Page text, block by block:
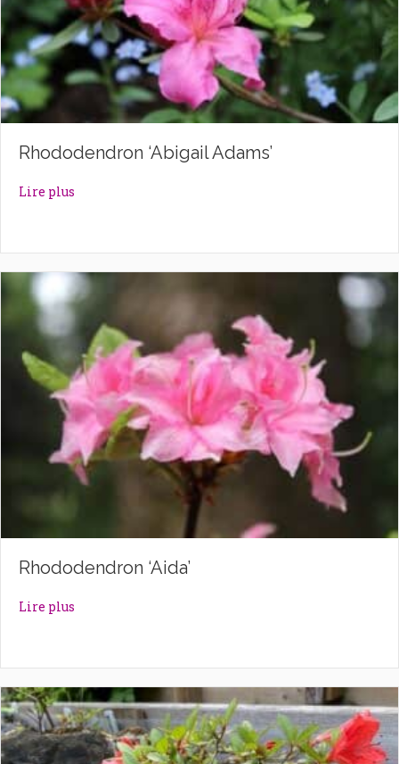
Rhododendron ‘Abigail Adams’
Lire plus
Rhododendron ‘Aida’
Lire plus